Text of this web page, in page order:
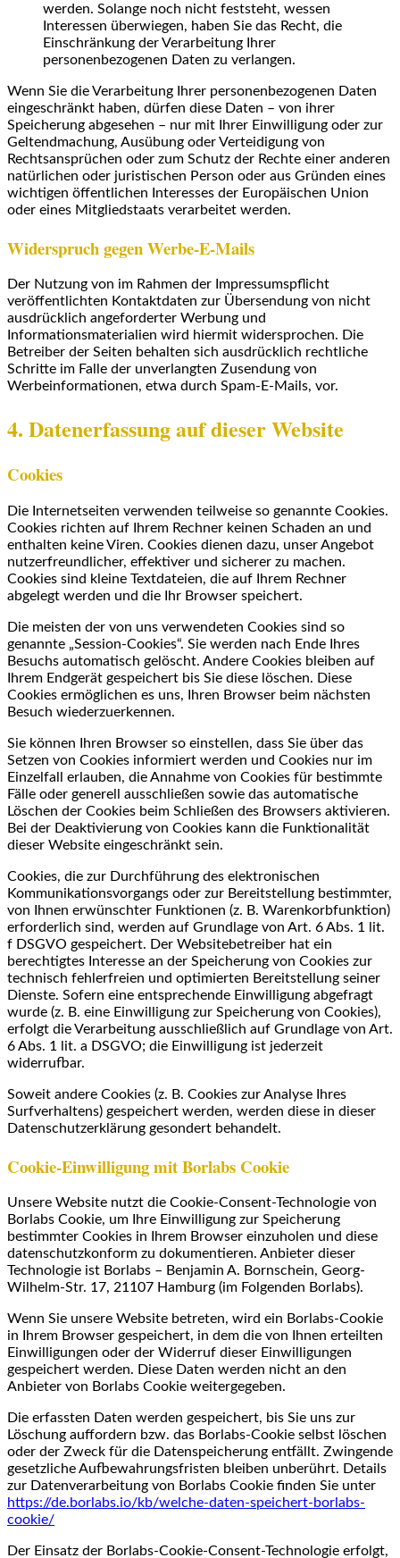
werden. Solange noch nicht feststeht, wessen
Interessen überwiegen, haben Sie das Recht, die
Einschränkung der Verarbeitung Ihrer
personenbezogenen Daten zu verlangen.
Wenn Sie die Verarbeitung Ihrer personenbezogenen Daten
eingeschränkt haben, dürfen diese Daten – von ihrer
Speicherung abgesehen – nur mit Ihrer Einwilligung oder zur
Geltendmachung, Ausübung oder Verteidigung von
Rechtsansprüchen oder zum Schutz der Rechte einer anderen
natürlichen oder juristischen Person oder aus Gründen eines
wichtigen öffentlichen Interesses der Europäischen Union
oder eines Mitgliedstaats verarbeitet werden.
Widerspruch gegen Werbe-E-Mails
Der Nutzung von im Rahmen der Impressumspflicht
veröffentlichten Kontaktdaten zur Übersendung von nicht
ausdrücklich angeforderter Werbung und
Informationsmaterialien wird hiermit widersprochen. Die
Betreiber der Seiten behalten sich ausdrücklich rechtliche
Schritte im Falle der unverlangten Zusendung von
Werbeinformationen, etwa durch Spam-E-Mails, vor.
4. Datenerfassung auf dieser Website
Cookies
Die Internetseiten verwenden teilweise so genannte Cookies.
Cookies richten auf Ihrem Rechner keinen Schaden an und
enthalten keine Viren. Cookies dienen dazu, unser Angebot
nutzerfreundlicher, effektiver und sicherer zu machen.
Cookies sind kleine Textdateien, die auf Ihrem Rechner
abgelegt werden und die Ihr Browser speichert.
Die meisten der von uns verwendeten Cookies sind so
genannte „Session-Cookies“. Sie werden nach Ende Ihres
Besuchs automatisch gelöscht. Andere Cookies bleiben auf
Ihrem Endgerät gespeichert bis Sie diese löschen. Diese
Cookies ermöglichen es uns, Ihren Browser beim nächsten
Besuch wiederzuerkennen.
Sie können Ihren Browser so einstellen, dass Sie über das
Setzen von Cookies informiert werden und Cookies nur im
Einzelfall erlauben, die Annahme von Cookies für bestimmte
Fälle oder generell ausschließen sowie das automatische
Löschen der Cookies beim Schließen des Browsers aktivieren.
Bei der Deaktivierung von Cookies kann die Funktionalität
dieser Website eingeschränkt sein.
Cookies, die zur Durchführung des elektronischen
Kommunikationsvorgangs oder zur Bereitstellung bestimmter,
von Ihnen erwünschter Funktionen (z. B. Warenkorbfunktion)
erforderlich sind, werden auf Grundlage von Art. 6 Abs. 1 lit.
f DSGVO gespeichert. Der Websitebetreiber hat ein
berechtigtes Interesse an der Speicherung von Cookies zur
technisch fehlerfreien und optimierten Bereitstellung seiner
Dienste. Sofern eine entsprechende Einwilligung abgefragt
wurde (z. B. eine Einwilligung zur Speicherung von Cookies),
erfolgt die Verarbeitung ausschließlich auf Grundlage von Art.
6 Abs. 1 lit. a DSGVO; die Einwilligung ist jederzeit
widerrufbar.
Soweit andere Cookies (z. B. Cookies zur Analyse Ihres
Surfverhaltens) gespeichert werden, werden diese in dieser
Datenschutzerklärung gesondert behandelt.
Cookie-Einwilligung mit Borlabs Cookie
Unsere Website nutzt die Cookie-Consent-Technologie von
Borlabs Cookie, um Ihre Einwilligung zur Speicherung
bestimmter Cookies in Ihrem Browser einzuholen und diese
datenschutzkonform zu dokumentieren. Anbieter dieser
Technologie ist Borlabs – Benjamin A. Bornschein, Georg-
Wilhelm-Str. 17, 21107 Hamburg (im Folgenden Borlabs).
Wenn Sie unsere Website betreten, wird ein Borlabs-Cookie
in Ihrem Browser gespeichert, in dem die von Ihnen erteilten
Einwilligungen oder der Widerruf dieser Einwilligungen
gespeichert werden. Diese Daten werden nicht an den
Anbieter von Borlabs Cookie weitergegeben.
Die erfassten Daten werden gespeichert, bis Sie uns zur
Löschung auffordern bzw. das Borlabs-Cookie selbst löschen
oder der Zweck für die Datenspeicherung entfällt. Zwingende
gesetzliche Aufbewahrungsfristen bleiben unberührt. Details
zur Datenverarbeitung von Borlabs Cookie finden Sie unter
https://de.borlabs.io/kb/welche-daten-speichert-borlabs-
cookie/
Der Einsatz der Borlabs-Cookie-Consent-Technologie erfolgt,